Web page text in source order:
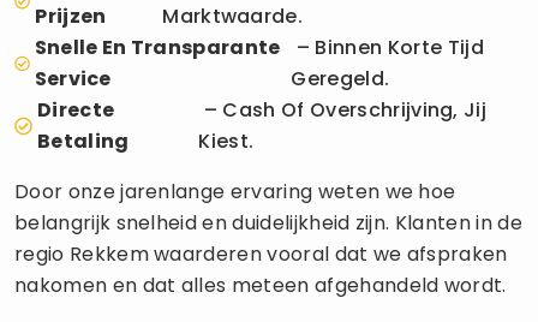
Prijzen
Marktwaarde.
Snelle En Transparante
Service
– Binnen Korte Tijd
Geregeld.
Directe
Betaling
– Cash Of Overschrijving, Jij
Kiest.
Door onze jarenlange ervaring weten we hoe
belangrijk snelheid en duidelijkheid zijn. Klanten in de
regio Rekkem waarderen vooral dat we afspraken
nakomen en dat alles meteen afgehandeld wordt.